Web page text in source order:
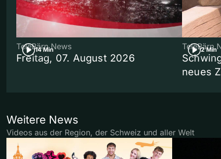
14 Min
TeleBärn News
Freitag, 07. August 2026
2 Min
TeleBärn
neues
Weitere News
Videos aus der Region, der Schweiz und aller Welt